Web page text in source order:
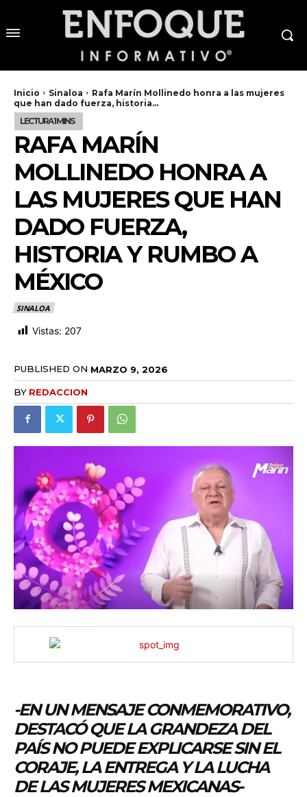
Inicio Sinaloa
Rafa Marín Mollinedo honra a las mujeres
que han dado fuerza, historia...
RAFA MARÍN
MOLLINEDO HONRA A
LAS MUJERES QUE HAN
DADO FUERZA,
HISTORIA Y RUMBO A
MÉXICO
SINALOA
Vistas: 207
PUBLISHED ON MARZO 9, 2026
BY REDACCION
-EN UN MENSAJE CONMEMORATIVO,
DESTACÓ QUE LA GRANDEZA DEL
PAÍS NO PUEDE EXPLICARSE SIN EL
CORAJE, LA ENTREGA Y LA LUCHA
DE LAS MUJERES MEXICANAS-